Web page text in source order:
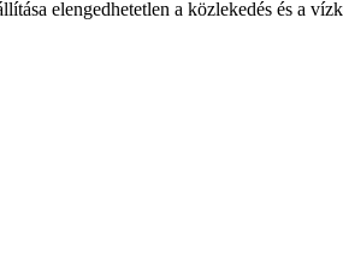
elengedhetetlen a közlekedés és a